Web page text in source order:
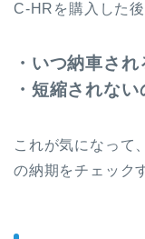
C-HRを購入した
・いつ納車され
・短縮されない
これが気になって
の納期をチェック